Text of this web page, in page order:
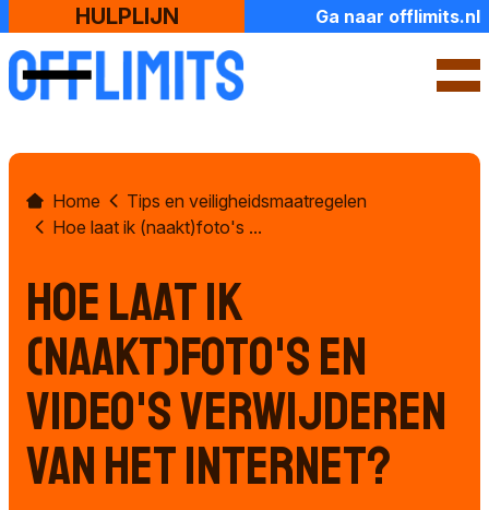
HULPLIJN Ga naar offlimits.nl
Over ons
Ik zoek hulp
Check jouw situatie
Naar de politie
Ouders en onderwijs
Home
Tips en veiligheidsmaatregelen
Hoe laat ik (naakt)foto's ...
Hoe laat ik
(naakt)foto's en
video's verwijderen
van het internet?